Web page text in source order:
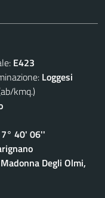
E423
Loggesi
kmq.)
7° 40' 06''
Degli Olmi,